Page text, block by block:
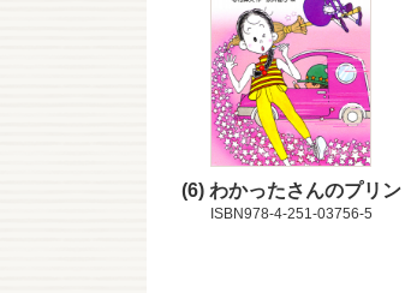
6 わかったさんのプリン
ISBN978-4-251-03756-5